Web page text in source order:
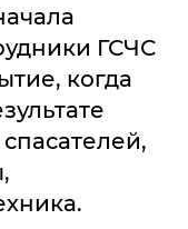
ГСЧС
когда